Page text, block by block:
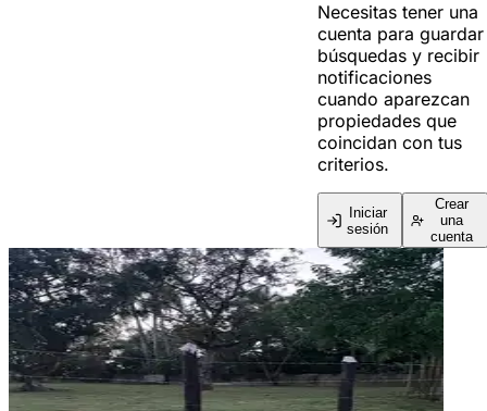
Necesitas tener una
cuenta para guardar
búsquedas y recibir
notificaciones
cuando aparezcan
propiedades que
coincidan con tus
criterios.
Iniciar
sesión
Crear
una
cuenta